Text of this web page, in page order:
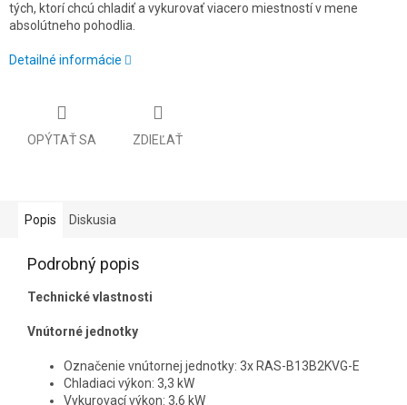
tých, ktorí chcú chladiť a vykurovať viacero miestností v mene
absolútneho pohodlia.
Detailné informácie
OPÝTAŤ SA ZDIEĽAŤ
Popis Diskusia
Podrobný popis
Technické vlastnosti
Vnútorné jednotky
Označenie vnútornej jednotky: 3x RAS-B13B2KVG-E
Chladiaci výkon: 3,3 kW
Vykurovací výkon: 3,6 kW